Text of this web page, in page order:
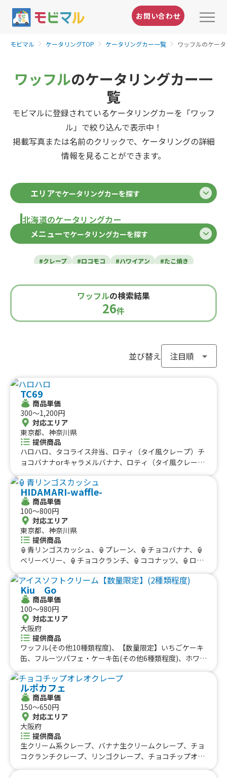
お問い合わせ
モビマル ケータリングTOP ケータリングカー一覧 ワッフルのケー
ワッフルのケータリングカー一
覧
モビマルに登録されているケータリングカーを「ワッフ
ル」で絞り込んで表示中！
掲載写真または名前のクリックで、ケータリングの詳細
情報を見ることができます。
エリアでケータリングカーを探す
北海道のケータリングカー
北海道
関東のケータリングカー
埼玉県栃木県
北信越のケータリングカー
東海のケータリングカー
愛知県静岡県
中国のケータリングカー
鳥取県島根県岡山県
四国のケータリングカー
徳島県香川県愛媛県高知県
九州のケータリングカー
福岡県佐賀県長崎県熊本県
沖縄のケータリングカー
沖縄県
メニューでケータリングカーを探す
#クレープ #ロコモコ #ハワイアン
#たこ焼き
#餃子・小籠包
#唐揚げ #ドリンク
#タピオカ
#イタリアン #カレー
#ケバブ #コーヒー
#タコライス
#焼きそば
#焼き鳥
#ローストビーフ
#アイスクリーム
#クリームソーダ
#ケーキ
#クロッフル
#フルーツジュース
#海鮮
#和菓子 #和食 #ご当地グルメ
#串焼き
#タイ料理
#軽食・スナック
#りんご飴・フルーツ飴
#アサイーボウル
ワッフルの検索結果
26件
並び替え
TC69
商品単価
300〜1,200円
対応エリア
東京都、神奈川県
提供商品
ハロハロ、タコライス弁当、ロティ（タイ風クレープ）チ
ョコバナナorキャラメルバナナ、ロティ（タイ風クレー
プ）プレーン、韓国ドーナツ、マラサダドーナツ、コナコ
ーヒー オールドファッション、ワッフル ホイップ、ワ
ッフル キャラメル、ワッフル チョコレート、タピオカ
キャラメル、タピオカチョコ、生フルーツジュース、ジン
ジャエール、いちごレアチーズドリンク、スパムおにぎ
り、飲むチーズケーキ、ホットコーヒー、アイスコーヒ
ー、アイスチョコレート、ホットチョコレート、ホットワ
イン、コーンスープ、オリオンビール、ドリロコス、レモ
ンサワー、ハイボール、フランクフルト、かき氷、タコ
ス、サルサタコライス、温玉タコライス、サワークリーム
タコライス、アボカドタコライス、トルティーヤタコライ
ス、チーズタコライス、タコライス
HIDAMARI-waffle-
商品単価
100〜800円
対応エリア
東京都、神奈川県
提供商品
🏮青リンゴスカッシュ、🏮プレーン、🏮チョコバナナ、🏮
ベリーベリー、🏮チョコクランチ、🏮ココナッツ、🏮ロー
き氷、アイスクリーム変更、🌸プレーン、🌸ココナッツ、
🌸ロータスキャラメル、🌸オレオクッキー、🌸桜ラテ、🌸
桜ワッフル、ほっとチョコレートココア、カフェラテ（ ア
イス / ホット ）、アメリカーノ ( ホット / アイス )、コーン
スープ、クラムチャウダー、☀️プレーン、☀️オレオチョ
コ、☀️ロータスキャラメル、☀️ベリーベリー、☀️ココナッ
ツ、☀️チョコクランチ、☀️チョコバナナ、☀️フランクフル
ト、☀️アメリカーノ（ ホット or アイス ）、ほっとミルク
㎖、レモンサワー、角ハイボール、☀️冷やしきゅうりの一
本漬け、☀️とろーりチョコバナナ、☀️ポテトサラダ、☀️ふ
わふわかき氷、学割500円、アルコール
Kiu Go
商品単価
100〜980円
対応エリア
大阪府
提供商品
ワッフル(その他10種類程度)、【数量限定】いちごケーキ
缶、フルーツパフェ・ケーキ缶(その他6種類程度)、ホワイ
キバーガー(その他6種類程度)、チョコレートパンケーキ
(その他8種類程度)、ふわふわ５㎝パンケーキ(その他4種類
程度)、スイーツドッグ(8種類程度)、ホットスイーツドッ
グ(その他5種類程度)、白玉入チョコレートケーキカップ
(その他8種類程度)、スイーツ白玉(その他7種類程度)、マ
シュマロチョコレート、じゃがチーズ、じゃがバター【塩
コショー・ガーリック】、アメリカンドック、フランクフ
ルト、フライドポテト【塩コショー】、アイスクレープ
ルポカフェ
商品単価
150〜650円
対応エリア
大阪府
提供商品
生クリーム系クレープ、バナナ生クリームクレープ、チョ
コクランチクレープ、リンゴクレープ、チョコチップオレ